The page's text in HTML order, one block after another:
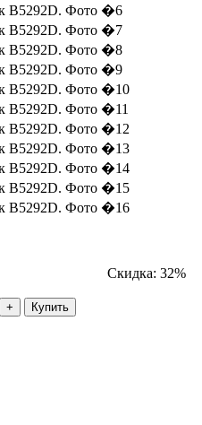
Скидка: 32%
Купить